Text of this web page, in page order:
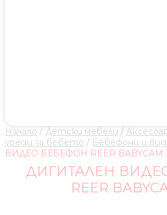
Начало / Детски мебели /
уреди за бебето / Бебефони и
ВИДЕО БЕБЕФОН REER BABYCAM
ДИГИТАЛЕН
REER